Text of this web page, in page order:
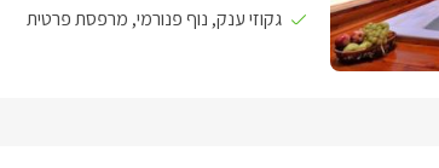
הנוף. כאן לרשותכם מיטה זוגית גדולה, מטבחון
גקוזי ענק, נוף פנורמי, מרפסת פרטית